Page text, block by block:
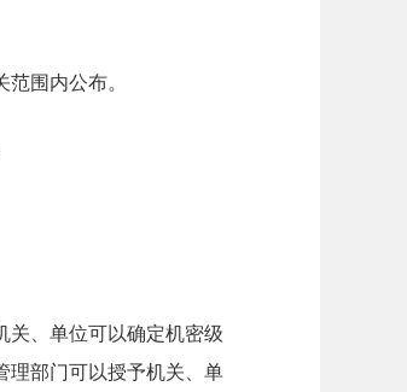
围内公布。
关、单位可以确定机密级
理部门可以授予机关、单